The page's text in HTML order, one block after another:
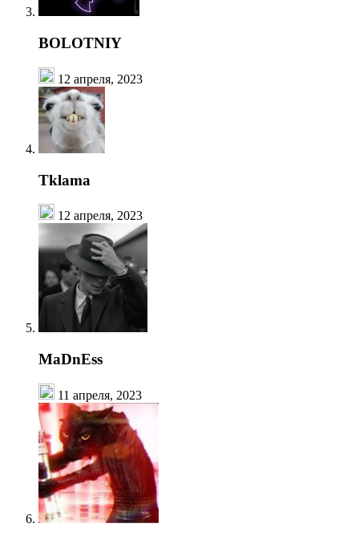
BOLOTNIY
12 апреля, 2023
Tklama
12 апреля, 2023
MaDnEss
11 апреля, 2023